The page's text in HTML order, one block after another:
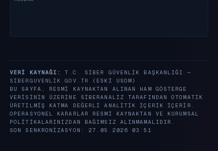
VERI KAYNAĞI:
T.C. SIBER GÜVENLIK BAŞKANLIĞI —
SIBERGUVENLIK.GOV.TR
(ESKI USOM)
BU SAYFA, RESMI KAYNAKTAN ALINAN HAM GÖSTERGE
VERISININ ÜZERINE SIBERANALIZ TARAFINDAN OTOMATIK
ÜRETILMIŞ KATMA DEĞERLI ANALITIK IÇERIK IÇERIR.
OPERASYONEL KARARLAR RESMI KAYNAKTAN VE KURUMSAL
POLITIKALARINIZDAN BAĞIMSIZ ALINMAMALIDIR.
SON SENKRONIZASYON: 27.05.2026 03:51